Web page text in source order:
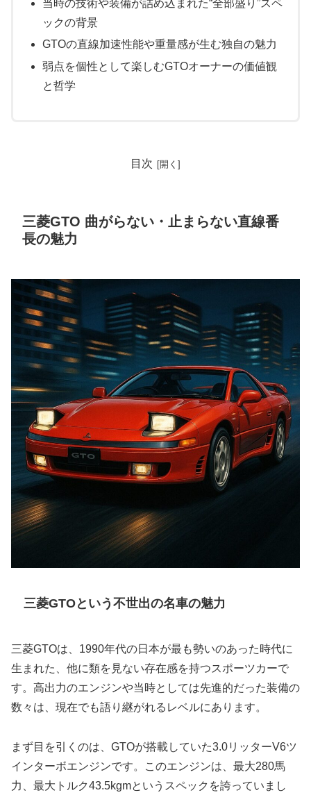
当時の技術や装備が詰め込まれた“全部盛り”スペ
ックの背景
GTOの直線加速性能や重量感が生む独自の魅力
弱点を個性として楽しむGTOオーナーの価値観
と哲学
目次
三菱GTO 曲がらない・止まらない直線番
長の魅力
三菱GTOという不世出の名車の魅力
三菱GTOは、1990年代の日本が最も勢いのあった時代に
生まれた、他に類を見ない存在感を持つスポーツカーで
す。高出力のエンジンや当時としては先進的だった装備の
数々は、現在でも語り継がれるレベルにあります。
まず目を引くのは、GTOが搭載していた3.0リッターV6ツ
インターボエンジンです。このエンジンは、最大280馬
力、最大トルク43.5kgmというスペックを誇っていまし